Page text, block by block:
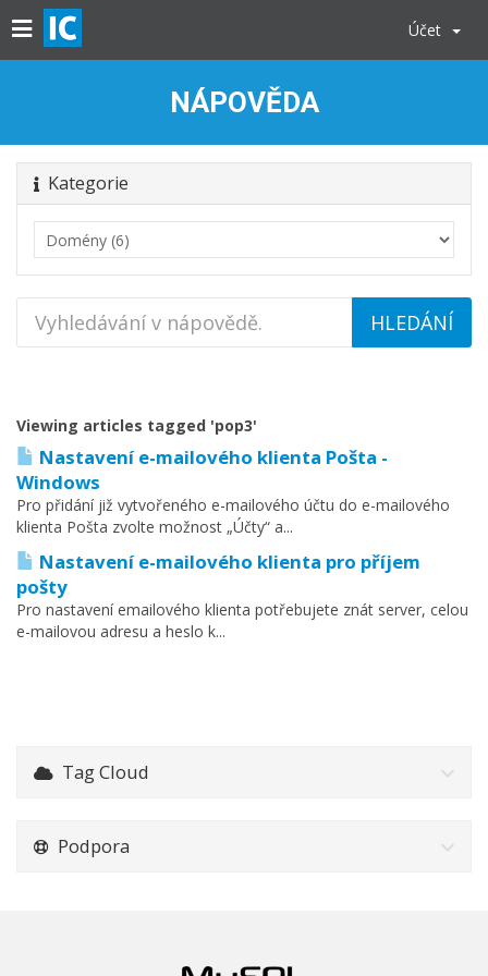
Účet
NÁPOVĚDA
Kategorie
Viewing articles tagged 'pop3'
Nastavení e-mailového klienta Pošta -
Windows
Pro přidání již vytvořeného e-mailového účtu do e-mailového
klienta Pošta zvolte možnost „Účty“ a...
Nastavení e-mailového klienta pro příjem
pošty
Pro nastavení emailového klienta potřebujete znát server, celou
e-mailovou adresu a heslo k...
Tag Cloud
Podpora